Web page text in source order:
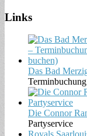
Links
Das Bad
Die Connor
Partyservice